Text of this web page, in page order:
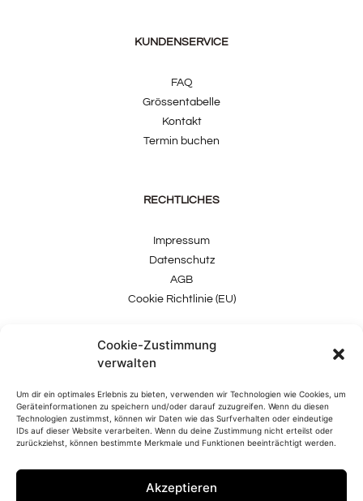
Cookie-Zustimmung
verwalten
Um dir ein optimales Erlebnis zu bieten, verwenden wir Technologien wie Cookies, um
Geräteinformationen zu speichern und/oder darauf zuzugreifen. Wenn du diesen
Technologien zustimmst, können wir Daten wie das Surfverhalten oder eindeutige
IDs auf dieser Website verarbeiten. Wenn du deine Zustimmung nicht erteilst oder
zurückziehst, können bestimmte Merkmale und Funktionen beeinträchtigt werden.
Akzeptieren
KUNDENSERVICE
FAQ
Grössentabelle
Kontakt
Termin buchen
RECHTLICHES
Impressum
Datenschutz
AGB
Cookie Richtlinie (EU)
+43 (0) 1 956 11 09|office@temas-store.at